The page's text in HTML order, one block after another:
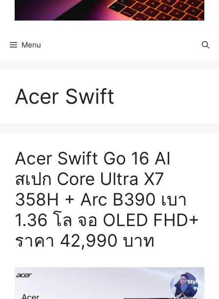
Menu
Acer Swift
Acer Swift Go 16 AI
สเปก Core Ultra X7
358H + Arc B390 เบา
1.36 โล จอ OLED FHD+
ราคา 42,990 บาท